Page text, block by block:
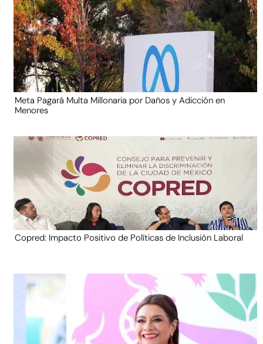
Meta Pagará Multa Millonaria por Daños y Adicción en
Menores
Copred: Impacto Positivo de Políticas de Inclusión Laboral